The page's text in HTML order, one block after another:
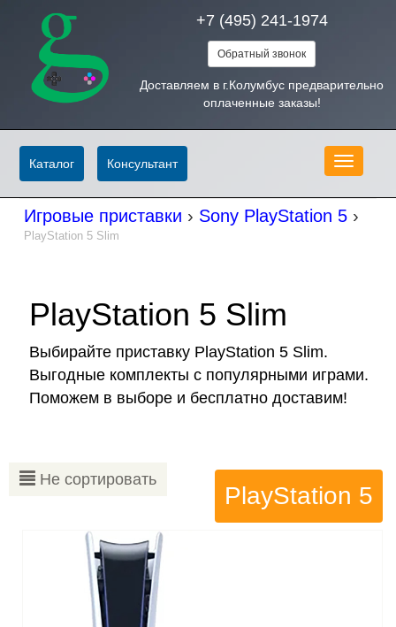
+7 (495) 241-1974
Обратный звонок
Доставляем в г.Колумбус предварительно
оплаченные заказы!
Меню
Каталог Консультант
Игровые приставки › Sony PlayStation 5 ›
PlayStation 5 Slim
PlayStation 5 Slim
Выбирайте приставку PlayStation 5 Slim.
Выгодные комплекты с популярными играми.
Поможем в выборе и бесплатно доставим!
Не сортировать
PlayStation 5